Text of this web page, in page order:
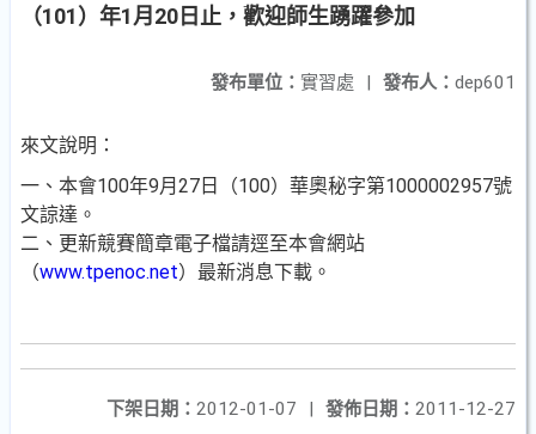
（101）年1月20日止，歡迎師生踴躍參加
發布人： dep601
發布單位： 實習處 |
來文說明：
一、本會100年9月27日（100）華奧秘字第1000002957號
文諒達。
二、更新競賽簡章電子檔請逕至本會網站
（www.tpenoc.net）最新消息下載。
發佈日期： 2011-12-27
下架日期： 2012-01-07
|